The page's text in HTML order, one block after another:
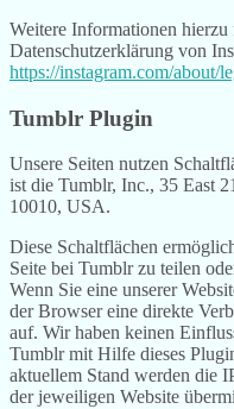
Weitere Informationen
Datenschutzerklärung von
https://instagram.com/about/
Tumblr Plugin
Unsere Seiten nutzen
ist die Tumblr, Inc., 35 East
10010, USA.
Diese Schaltflächen
Seite bei Tumblr zu teilen
Wenn Sie eine unserer
der Browser eine direkte
auf. Wir haben keinen
Tumblr mit Hilfe dieses
aktuellem Stand werden die
der jeweiligen Website